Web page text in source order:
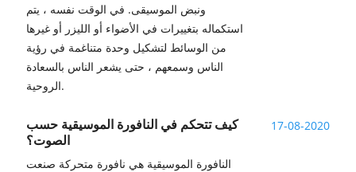
ونبض الموسيقى. في الوقت نفسه ، يتم
استكماله بتغييرات في الأضواء أو الليزر أو غيرها
من الوسائط لتشكيل وحدة متناغمة في رؤية
الناس وسمعهم ، حتى يشعر الناس بالسعادة
الروحية.
17-08-2020
كيف تتحكم في النافورة الموسيقية حسب
الصوت؟
النافورة الموسيقية هي نافورة متحركة صنعت